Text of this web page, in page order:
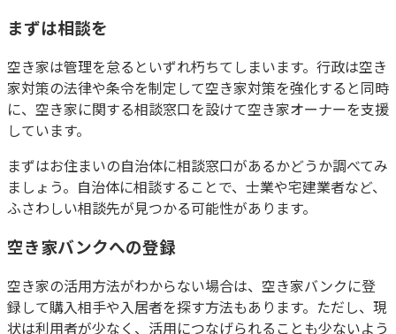
まずは相談を
空き家は管理を怠るといずれ朽ちてしまいます。行政は空き
家対策の法律や条令を制定して空き家対策を強化すると同時
に、空き家に関する相談窓口を設けて空き家オーナーを支援
しています。
まずはお住まいの自治体に相談窓口があるかどうか調べてみ
ましょう。自治体に相談することで、士業や宅建業者など、
ふさわしい相談先が見つかる可能性があります。
空き家バンクへの登録
空き家の活用方法がわからない場合は、空き家バンクに登
録して購入相手や入居者を探す方法もあります。ただし、現
状は利用者が少なく、活用につなげられることも少ないよう